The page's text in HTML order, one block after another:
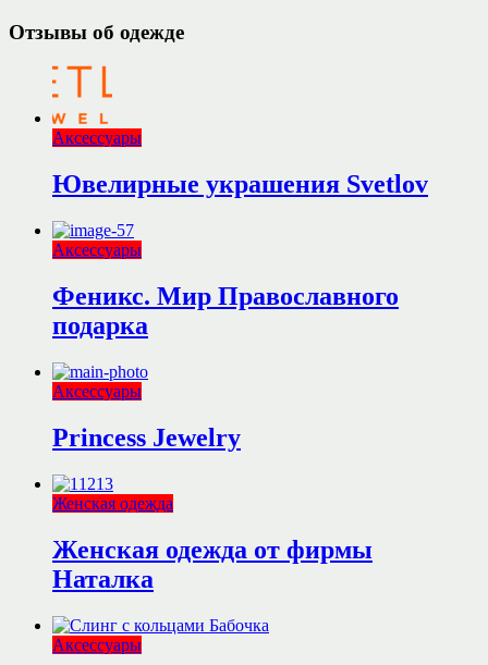
Отзывы об одежде
Аксессуары
Ювелирные украшения Svetlov
Аксессуары
Феникс. Мир Православного
подарка
Аксессуары
Princess Jewelry
Женская одежда
Женская одежда от фирмы
Наталка
Аксессуары